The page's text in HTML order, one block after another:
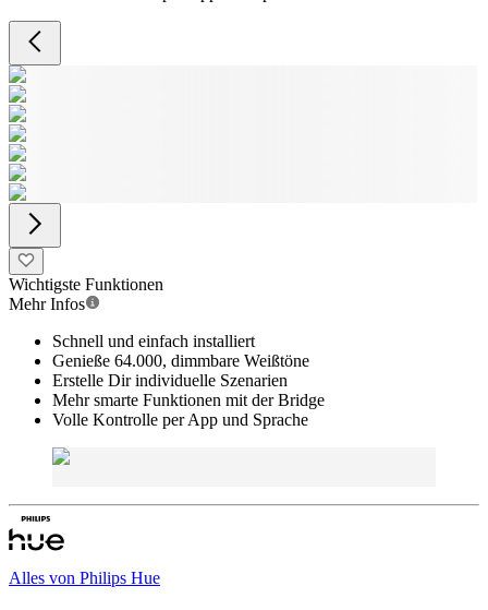
Wichtigste Funktionen
Mehr Infos
Schnell und einfach installiert
Genieße 64.000, dimmbare Weißtöne
Erstelle Dir individuelle Szenarien
Mehr smarte Funktionen mit der Bridge
Volle Kontrolle per App und Sprache
Alles von Philips Hue